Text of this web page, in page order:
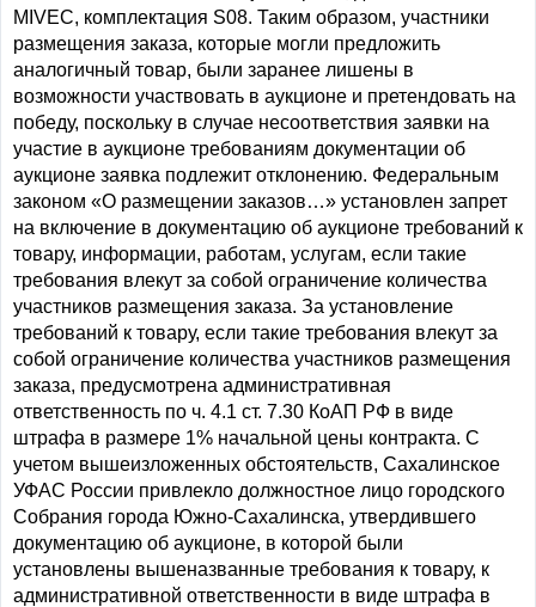
MIVEC, комплектация S08. Таким образом, участники
размещения заказа, которые могли предложить
аналогичный товар, были заранее лишены в
возможности участвовать в аукционе и претендовать на
победу, поскольку в случае несоответствия заявки на
участие в аукционе требованиям документации об
аукционе заявка подлежит отклонению. Федеральным
законом «О размещении заказов…» установлен запрет
на включение в документацию об аукционе требований к
товару, информации, работам, услугам, если такие
требования влекут за собой ограничение количества
участников размещения заказа. За установление
требований к товару, если такие требования влекут за
собой ограничение количества участников размещения
заказа, предусмотрена административная
ответственность по ч. 4.1 ст. 7.30 КоАП РФ в виде
штрафа в размере 1% начальной цены контракта. С
учетом вышеизложенных обстоятельств, Сахалинское
УФАС России привлекло должностное лицо городского
Собрания города Южно-Сахалинска, утвердившего
документацию об аукционе, в которой были
установлены вышеназванные требования к товару, к
административной ответственности в виде штрафа в